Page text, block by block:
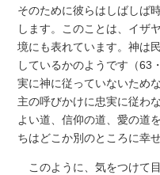
そのために彼らはしばしば
します。このことは、イザ
境にも表れています。神は
しているかのようです（63
実に神に従っていないため
主の呼びかけに忠実に従わ
よい道、信仰の道、愛の道
ちはどこか別のところに幸
このように、気をつけて